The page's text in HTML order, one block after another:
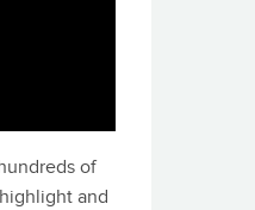
of
and